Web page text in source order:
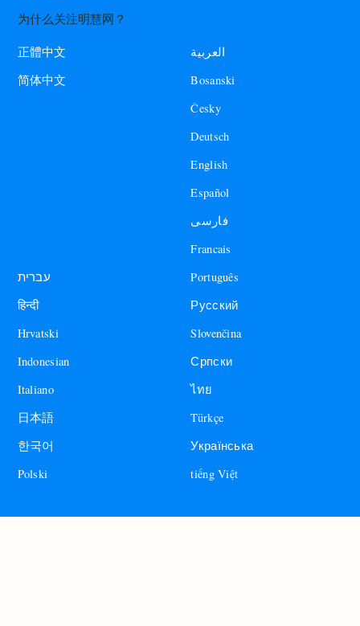
为什么关注明慧网？
正體中文
简体中文
العربية
Bosanski
Česky
Deutsch
English
Español
فارسی
Francais
עברית
हिन्दी
Hrvatski
Indonesian
Italiano
日本語
한국어
Polski
Português
Русский
Slovenčina
Српски
ไทย
Türkçe
Українська
tiếng Việt